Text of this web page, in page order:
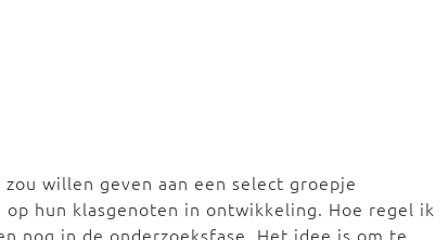
willen geven aan een select groepje
hun klasgenoten in ontwikkeling. Hoe regel ik
nog in de onderzoeksfase. Het idee is om te